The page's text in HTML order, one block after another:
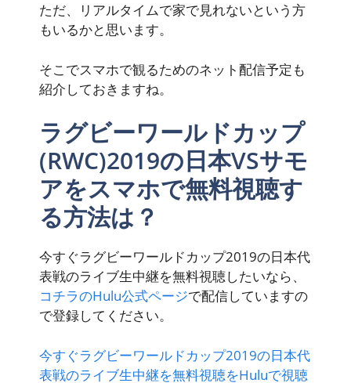
ただ、リアルタイムで家で見れないという方
もいるかと思います。
そこでスマホで観るためのネット配信予定も
紹介しておきますね。
ラグビーワールドカップ
(RWC)2019の日本VSサモ
アをスマホで無料視聴す
る方法は？
今すぐラグビーワールドカップ2019の日本代
表戦のライブ生中継を無料視聴したいなら、
コチラのHulu公式ページで配信していますの
で登録してください。
今すぐラグビーワールドカップ2019の日本代
表戦のライブ生中継を無料視聴をHuluで視聴